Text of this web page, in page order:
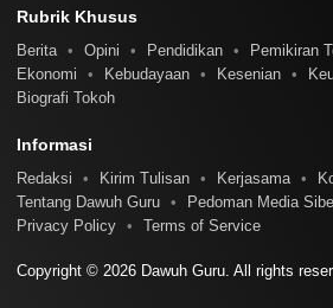
Rubrik Khusus
Berita Opini Pendidikan Pemikiran
Ekonomi
Kebudayaan Kesenian
Biografi Tokoh
Informasi
Redaksi Kirim Tulisan Kerjasama
Tentang Dawuh Guru
Pedoman Media
Privacy Policy
Terms of Service
Copyright © 2026 Dawuh Guru. All rights